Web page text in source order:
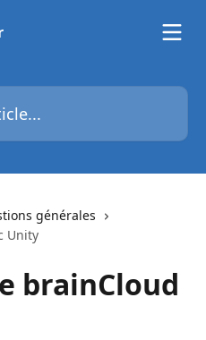
générales
Unity
brainCloud